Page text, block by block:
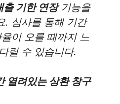
출 기한 연장기능을
. 심사를 통해 기간
이 오를 때까지 느
릴 수 있습니다.
열려있는 상환 창구